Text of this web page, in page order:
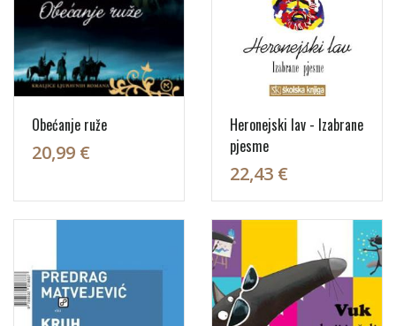
Obećanje ruže
20,99 €
Heronejski lav - Izabrane
pjesme
22,43 €